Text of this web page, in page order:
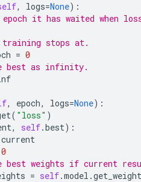
, logs=None):
epoch it has waited when
training stops at.
= 0
best as infinity.
, epoch, logs=None):
( "loss" )
, self.best):
current
0
best weights if current
= self.model .